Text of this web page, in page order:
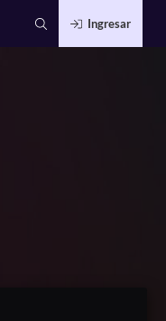
Ingresar